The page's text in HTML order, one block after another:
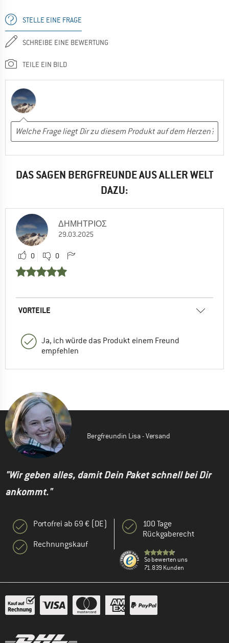
STELLE EINE FRAGE
SCHREIBE EINE BEWERTUNG
TEILE EIN BILD
DAS SAGEN BERGFREUNDE AUS ALLER WELT
DAZU:
ΔΗΜΗΤΡΙΟΣ
29.03.2025
0 0
VORTEILE
Ja, ich würde das Produkt einem Freund
empfehlen
Bergfreundin Lisa - Versand
"Wir geben alles, damit Dein Paket schnell bei Dir
ankommt."
Portofrei ab 69 € (DE)
Rechnungskauf
100 Tage
Rückgaberecht
So bewerten uns
71.839 Kunden